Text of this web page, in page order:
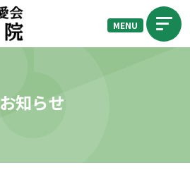
MENU
お知らせ